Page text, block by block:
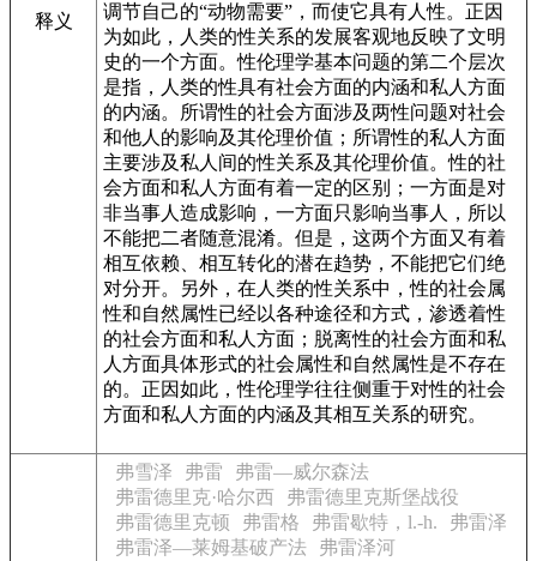
释义
调节自己的“动物需要”，而使它具有人性。正因
为如此，人类的性关系的发展客观地反映了文明
史的一个方面。性伦理学基本问题的第二个层次
是指，人类的性具有社会方面的内涵和私人方面
的内涵。所谓性的社会方面涉及两性问题对社会
和他人的影响及其伦理价值；所谓性的私人方面
主要涉及私人间的性关系及其伦理价值。性的社
会方面和私人方面有着一定的区别；一方面是对
非当事人造成影响，一方面只影响当事人，所以
不能把二者随意混淆。但是，这两个方面又有着
相互依赖、相互转化的潜在趋势，不能把它们绝
对分开。另外，在人类的性关系中，性的社会属
性和自然属性已经以各种途径和方式，渗透着性
的社会方面和私人方面；脱离性的社会方面和私
人方面具体形式的社会属性和自然属性是不存在
的。正因如此，性伦理学往往侧重于对性的社会
方面和私人方面的内涵及其相互关系的研究。
弗雪泽 弗雷
弗雷—威尔森法
弗雷德里克·哈尔西
弗雷德里克斯堡战役
弗雷德里克顿
弗雷格 弗雷歇特，l.-h.
弗雷泽
弗雷泽—莱姆基破产法
弗雷泽河